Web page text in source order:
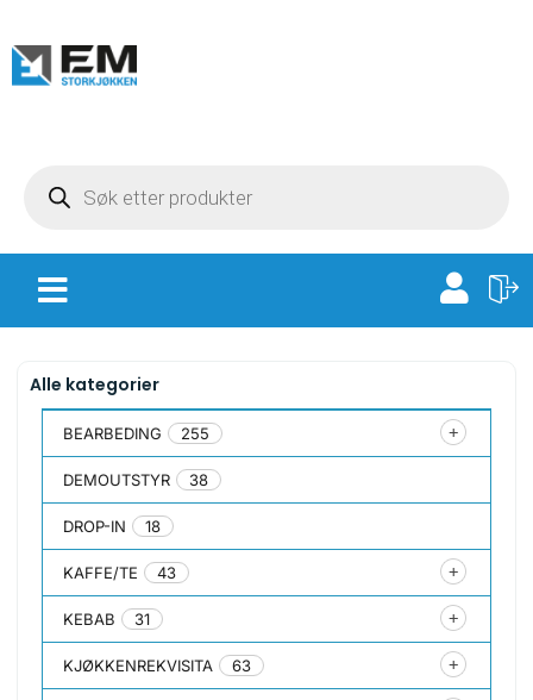
Alle kategorier
BEARBEDING 255
DEMOUTSTYR 38
DROP-IN 18
KAFFE/TE 43
KEBAB 31
KJØKKENREKVISITA 63